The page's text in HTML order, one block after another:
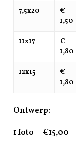
7,5x20
€
1,50
11x17
€
1,80
12x15
€
1,80
Ontwerp:
1 foto €15,00